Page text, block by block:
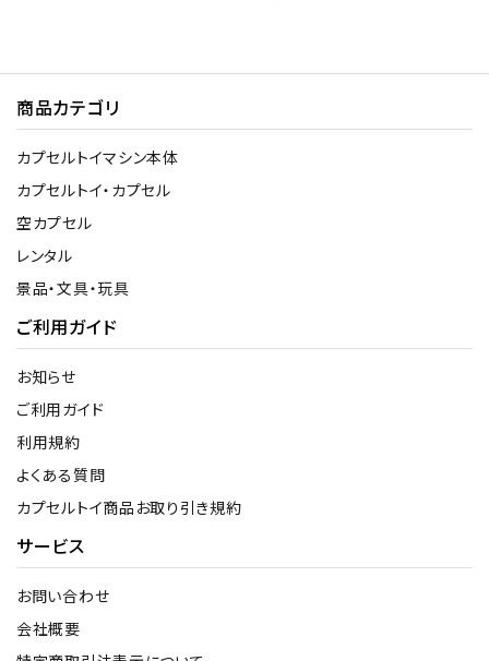
商品カテゴリ
カプセルトイマシン本体
カプセルトイ・カプセル
空カプセル
レンタル
景品・文具・玩具
ご利用ガイド
お知らせ
ご利用ガイド
利用規約
よくある質問
カプセルトイ商品お取り引き規約
サービス
お問い合わせ
会社概要